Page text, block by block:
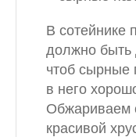
В сотейнике
должно быть
чтоб сырные
в него
Обжариваем
красивой